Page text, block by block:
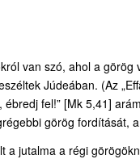
van szó, ahol a
Júdeában. (Az
fel!” [Mk 5,41]
görög fordítását,
a jutalma a régi